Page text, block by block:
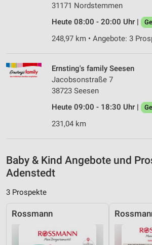
31171 Nordstemmen
Heute 08:00 - 20:00 Uhr |
248,97 km • Angebote: 3
Ernsting's family Seesen
Jacobsonstraße 7
38723 Seesen
Heute 09:00 - 18:30 Uhr |
231,04 km
Baby & Kind Angebote und
Adenstedt
3 Prospekte
Rossmann
Messung der Werbeleistung
Messung der Performance von Inhalten
Quellen
Entwicklung und Verbesserung der
Verwendung reduzierter Daten zur
Geräte anhand von aktiv angeforderten
Informationen identifizieren
Nicht-IAB-Verarbeitungszwecke:
Notwendig
Performance